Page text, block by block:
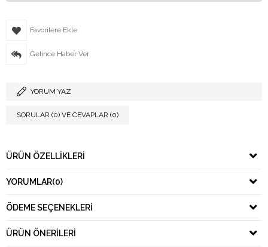
Favorilere Ekle
Gelince Haber Ver
YORUM YAZ
SORULAR (0) VE CEVAPLAR (0)
ÜRÜN ÖZELLIKLERI
YORUMLAR(0)
ÖDEME SEÇENEKLERI
ÜRÜN ÖNERILERI